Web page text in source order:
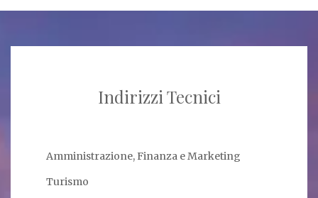
Indirizzi Tecnici
Amministrazione, Finanza e Marketing
Turismo